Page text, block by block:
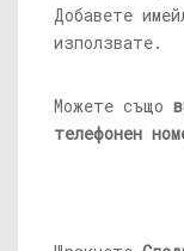
Добавете
използвате.
Можете също
телефонен